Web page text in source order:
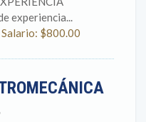
experiencia...
$800.00